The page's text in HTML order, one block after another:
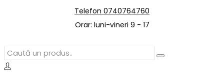
Telefon 0740764760
Orar: luni-vineri 9 - 17